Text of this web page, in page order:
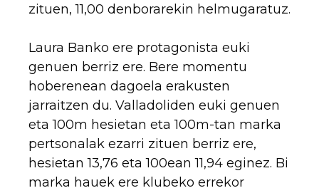
zituen, 11,00 denborarekin helmugaratuz.
Laura Banko ere protagonista euki
genuen berriz ere. Bere momentu
hoberenean dagoela erakusten
jarraitzen du. Valladoliden euki genuen
eta 100m hesietan eta 100m-tan marka
pertsonalak ezarri zituen berriz ere,
hesietan 13,76 eta 100ean 11,94 eginez. Bi
marka hauek ere klubeko errekor